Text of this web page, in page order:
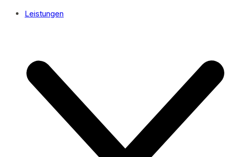
Leistungen